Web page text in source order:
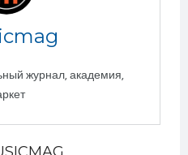
журнал, академия,